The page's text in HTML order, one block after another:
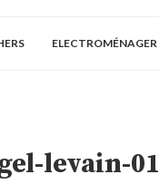
ELECTROMÉNAGER
levain-01